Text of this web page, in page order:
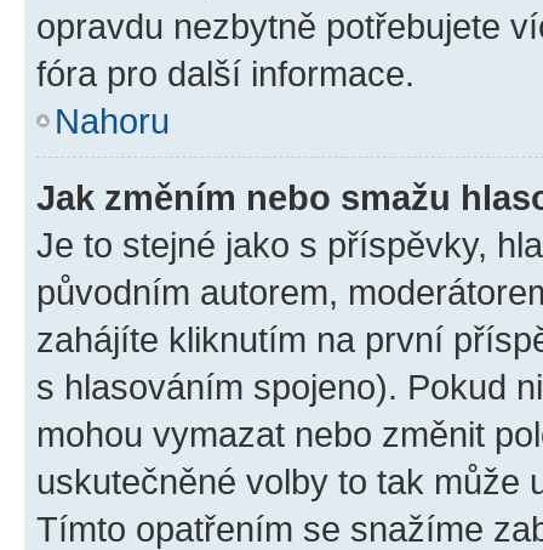
opravdu nezbytně potřebujete
fóra pro další informace.
Nahoru
Jak změním nebo smažu
Je to stejné jako s příspěvky,
původním autorem,
zahájíte kliknutím na první
s hlasováním spojeno). Pokud
mohou vymazat nebo změnit
uskutečněné volby to tak může
Tímto opatřením se snažíme